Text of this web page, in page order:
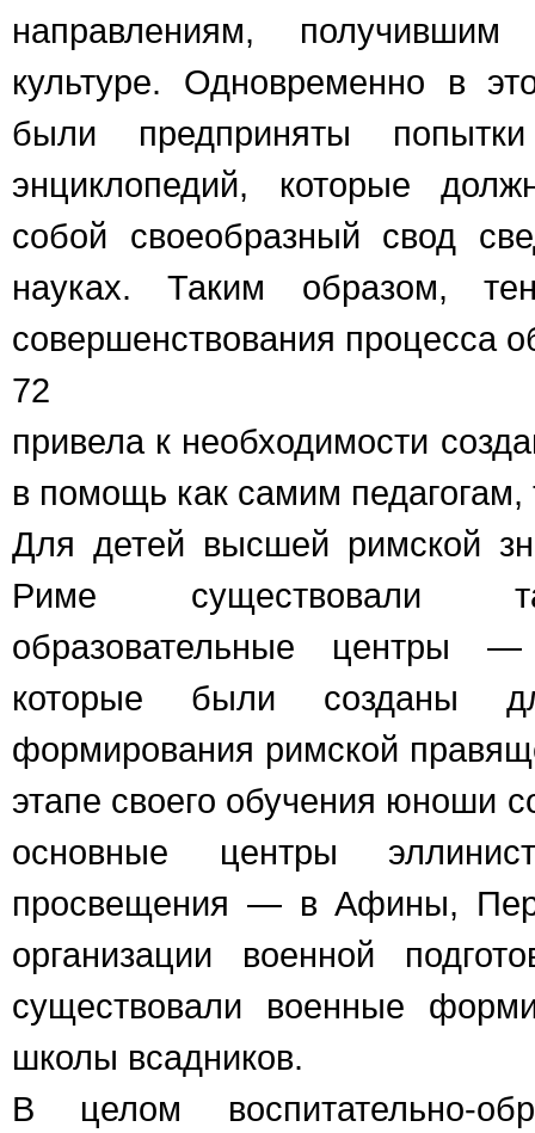
направлениям,
культуре. Одновременно в
были предприняты
энциклопедий, которые
собой своеобразный свод
науках. Таким образом,
совершенствования процесса
72
привела к необходимости
в помощь как самим
Для детей высшей римской
Риме существовали
образовательные центры
которые были созданы
формирования римской
этапе своего обучения юноши
основные центры
просвещения — в Афины,
организации военной
существовали военные
школы всадников.
В целом воспитательно-